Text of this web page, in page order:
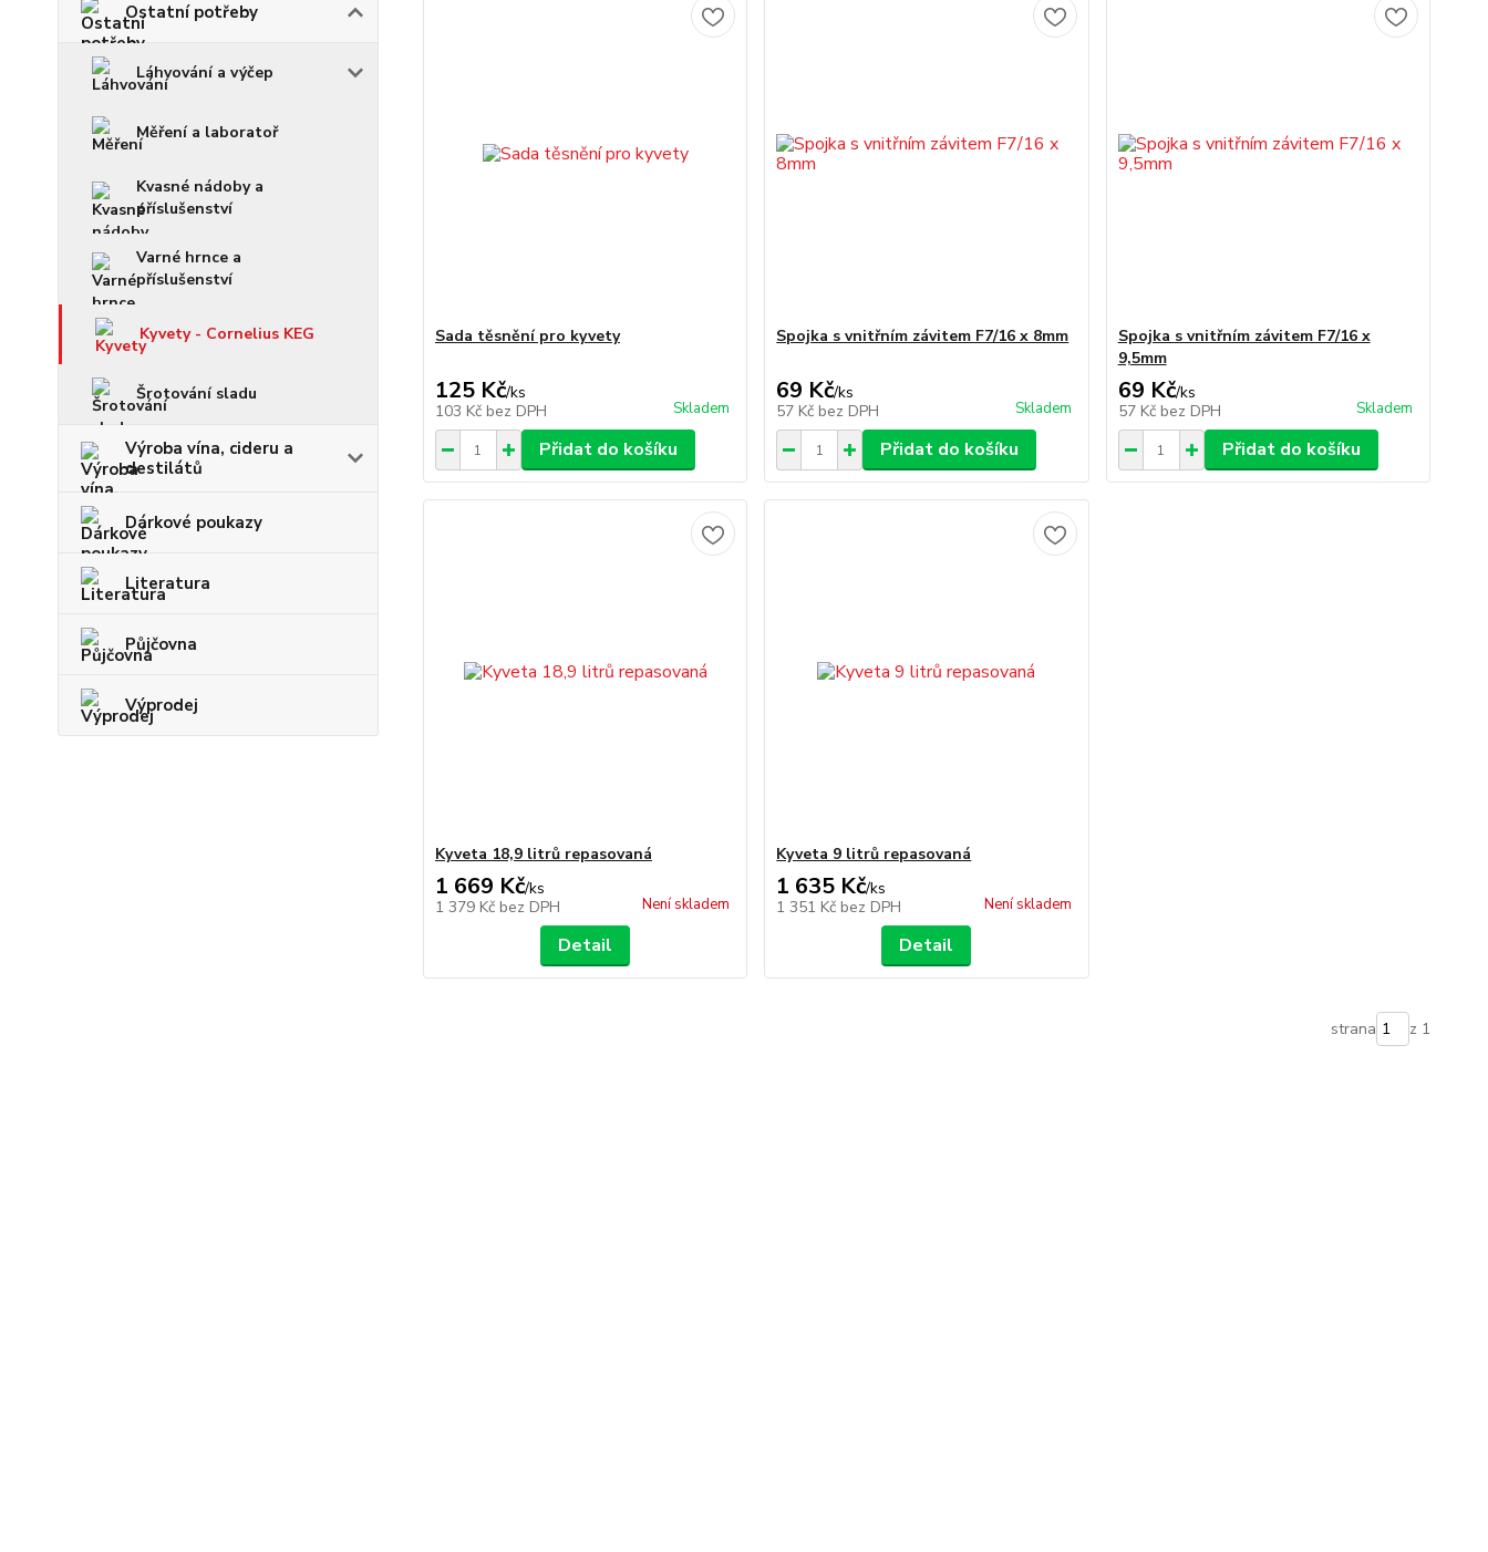
Ostatní potřeby
Láhvování a výčep
Měření a laboratoř
Kvasné nádoby a
příslušenství
Varné hrnce a
příslušenství
Kyvety - Cornelius KEG
Šrotování sladu
Výroba vína, cideru a
destilátů
Dárkové poukazy
Literatura
Půjčovna
Výprodej
Sada těsnění pro kyvety
125 Kč/ks
103 Kč bez DPH Skladem
Přidat do košíku
Spojka s vnitřním závitem F7/16 x 8mm
69 Kč/ks
57 Kč bez DPH Skladem
Přidat do košíku
Spojka s vnitřním závitem F7/16 x
9,5mm
69 Kč/ks
57 Kč bez DPH Skladem
Přidat do košíku
Kyveta 18,9 litrů repasovaná
1 669 Kč/ks
1 379 Kč bez DPH Není skladem
Detail
Kyveta 9 litrů repasovaná
1 635 Kč/ks
1 351 Kč bez DPH Není skladem
Detail
strana z 1